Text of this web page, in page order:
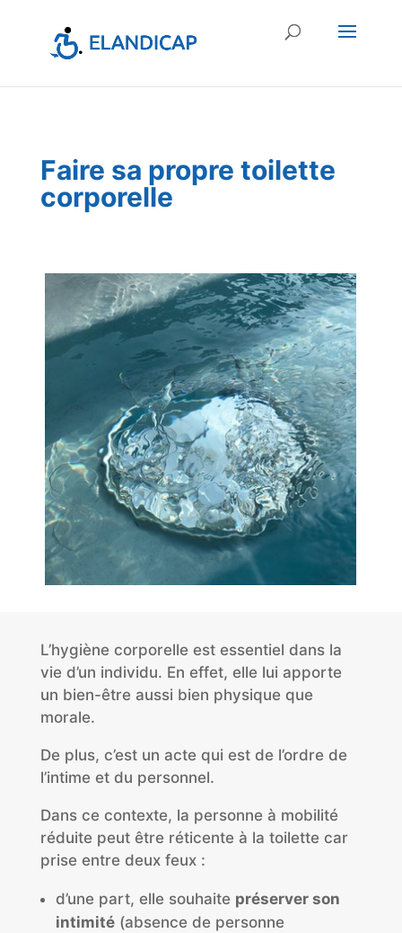
Faire sa propre toilette
corporelle
L’hygiène corporelle est essentiel dans la
vie d’un individu. En effet, elle lui apporte
un bien-être aussi bien physique que
morale.
De plus, c’est un acte qui est de l’ordre de
l’intime et du personnel.
Dans ce contexte, la personne à mobilité
réduite peut être réticente à la toilette car
prise entre deux feux :
d’une part, elle souhaite préserver son
intimité(absence de personne